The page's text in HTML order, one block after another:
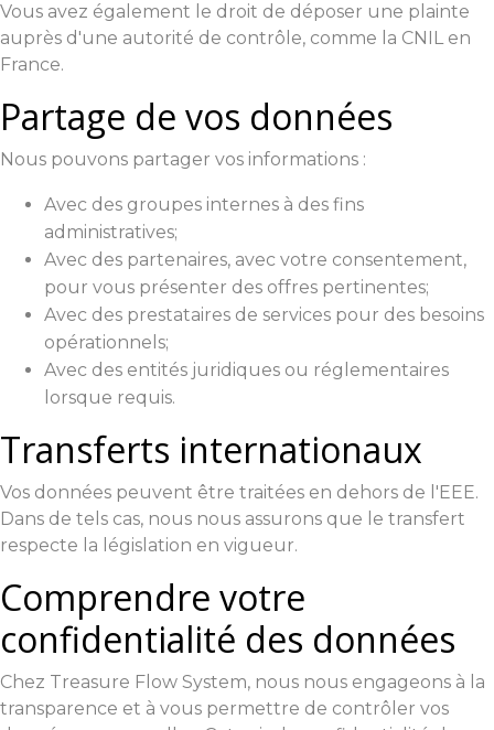
Vous avez également le droit de déposer une plainte
auprès d'une autorité de contrôle, comme la CNIL en
France.
Partage de vos données
Nous pouvons partager vos informations :
Avec des groupes internes à des fins
administratives;
Avec des partenaires, avec votre consentement,
pour vous présenter des offres pertinentes;
Avec des prestataires de services pour des besoins
opérationnels;
Avec des entités juridiques ou réglementaires
lorsque requis.
Transferts internationaux
Vos données peuvent être traitées en dehors de l'EEE.
Dans de tels cas, nous nous assurons que le transfert
respecte la législation en vigueur.
Comprendre votre
confidentialité des données
Chez Treasure Flow System, nous nous engageons à la
transparence et à vous permettre de contrôler vos